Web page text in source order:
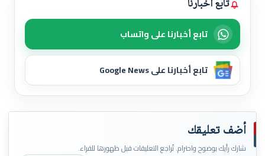
تابع أخبارنا
تابع أخبارنا على واتساب
تابع أخبارنا على Google News
أضف تعليقك
شارك رأيك بوضوح واحترام. تُراجع التعليقات قبل ظهورها للقراء.